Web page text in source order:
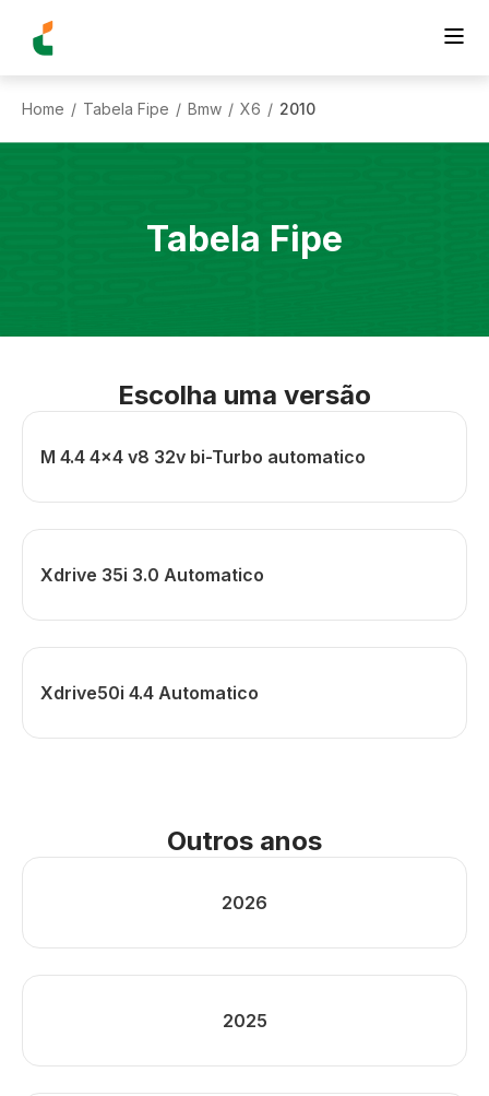
Home / Tabela Fipe / Bmw / X6 / 2010
Tabela Fipe
Escolha uma versão
M 4.4 4x4 v8 32v bi-Turbo automatico
Xdrive 35i 3.0 Automatico
Xdrive50i 4.4 Automatico
Outros anos
2026
2025